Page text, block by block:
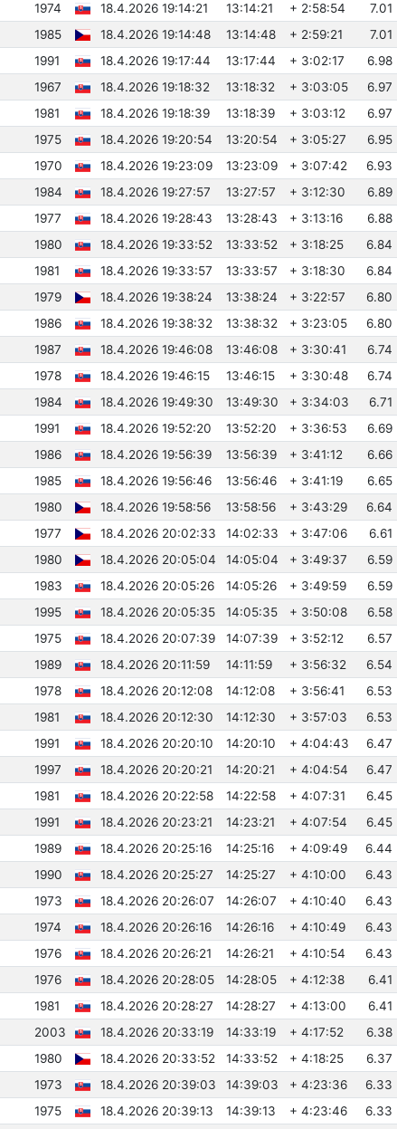
1974 18.4.2026 19:14:21 13:14:21 + 2:58:54
7.01
1985 18.4.2026 19:14:48 13:14:48 + 2:59:21
7.01
1991 18.4.2026 19:17:44 13:17:44 + 3:02:17
6.98
1967 18.4.2026 19:18:32 13:18:32 + 3:03:05
6.97
1981 18.4.2026 19:18:39 13:18:39 + 3:03:12
6.97
1975 18.4.2026 19:20:54 13:20:54 + 3:05:27
6.95
1970 18.4.2026 19:23:09 13:23:09 + 3:07:42
6.93
1984 18.4.2026 19:27:57 13:27:57 + 3:12:30
6.89
1977 18.4.2026 19:28:43 13:28:43 + 3:13:16
6.88
1980 18.4.2026 19:33:52 13:33:52 + 3:18:25
6.84
1981 18.4.2026 19:33:57 13:33:57 + 3:18:30
6.84
1979 18.4.2026 19:38:24 13:38:24 + 3:22:57
6.80
1986 18.4.2026 19:38:32 13:38:32 + 3:23:05
6.80
1987 18.4.2026 19:46:08 13:46:08 + 3:30:41
6.74
1978 18.4.2026 19:46:15 13:46:15 + 3:30:48
6.74
1984 18.4.2026 19:49:30 13:49:30 + 3:34:03
6.71
1991 18.4.2026 19:52:20 13:52:20 + 3:36:53
6.69
1986 18.4.2026 19:56:39 13:56:39 + 3:41:12
6.66
1985 18.4.2026 19:56:46 13:56:46 + 3:41:19
6.65
1980 18.4.2026 19:58:56 13:58:56 + 3:43:29
6.64
1977 18.4.2026 20:02:33 14:02:33 + 3:47:06
6.61
1980 18.4.2026 20:05:04 14:05:04 + 3:49:37
6.59
1983 18.4.2026 20:05:26 14:05:26 + 3:49:59
6.59
1995 18.4.2026 20:05:35 14:05:35 + 3:50:08 6.58
1975 18.4.2026 20:07:39 14:07:39 + 3:52:12
6.57
1989 18.4.2026 20:11:59 14:11:59 + 3:56:32
6.54
1978 18.4.2026 20:12:08 14:12:08 + 3:56:41
6.53
1981 18.4.2026 20:12:30 14:12:30 + 3:57:03
6.53
1991 18.4.2026 20:20:10 14:20:10 + 4:04:43
6.47
1997 18.4.2026 20:20:21 14:20:21 + 4:04:54
6.47
1981 18.4.2026 20:22:58 14:22:58 + 4:07:31
6.45
1991 18.4.2026 20:23:21 14:23:21 + 4:07:54
6.45
1989 18.4.2026 20:25:16 14:25:16 + 4:09:49
6.44
1990 18.4.2026 20:25:27 14:25:27 + 4:10:00
6.43
1973 18.4.2026 20:26:07 14:26:07 + 4:10:40
6.43
1974 18.4.2026 20:26:16 14:26:16 + 4:10:49
6.43
1976 18.4.2026 20:26:21 14:26:21 + 4:10:54
6.43
1976 18.4.2026 20:28:05 14:28:05 + 4:12:38
6.41
1981 18.4.2026 20:28:27 14:28:27 + 4:13:00
6.41
2003 18.4.2026 20:33:19 14:33:19 + 4:17:52
6.38
1980 18.4.2026 20:33:52 14:33:52 + 4:18:25
6.37
1973 18.4.2026 20:39:03 14:39:03 + 4:23:36
6.33
1975 18.4.2026 20:39:13 14:39:13 + 4:23:46
6.33